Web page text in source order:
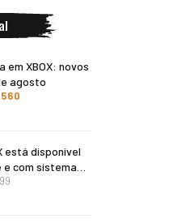
em XBOX: novos
agosto
está disponível
e com sistema…